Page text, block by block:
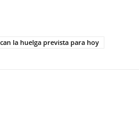
la huelga prevista para hoy